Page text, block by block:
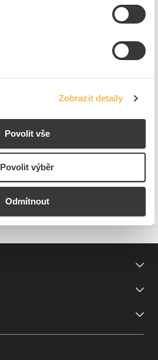
Zobrazit detaily
Povolit vše
Povolit výběr
Odmítnout
440,09 Kč/ks
K objednání